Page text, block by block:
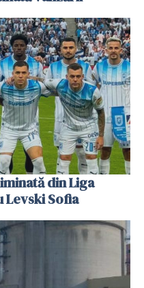
din Liga
Levski Sofia